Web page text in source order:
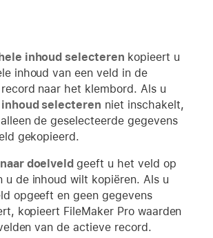
inhoud selecteren kopieert u
inhoud van een veld in de
naar het klembord. Als u
inhoud selecteren niet inschakelt,
de geselecteerde gegevens
gekopieerd.
naar doelveldgeeft u het veld op
u de inhoud wilt kopiëren. Als u
opgeeft en geen gegevens
kopieert FileMaker Pro waarden
van de actieve record.